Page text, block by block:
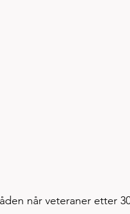
når veteraner etter